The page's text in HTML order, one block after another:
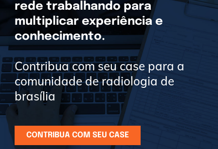
rede trabalhando para
multiplicar experiência e
conhecimento.
Contribua com seu case para a
comunidade de radiologia de
brasília
CONTRIBUA COM SEU CASE